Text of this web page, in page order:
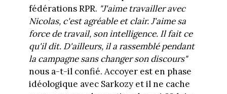
fédérations RPR. "J'aime travailler avec
Nicolas, c'est agréable et clair. J'aime sa
force de travail, son intelligence. Il fait ce
qu'il dit. D'ailleurs, il a rassemblé pendant
la campagne sans changer son discours"
nous a-t-il confié. Accoyer est en phase
idéologique avec Sarkozy et il ne cache